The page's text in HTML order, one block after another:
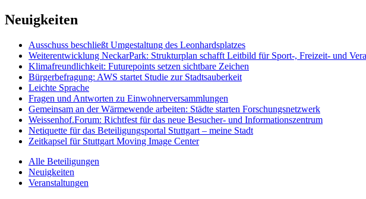
Neuigkeiten
Ausschuss beschließt Umgestaltung des Leonhards­platzes
Weiterentwicklung NeckarPark: Strukturplan schafft Leitbild für Sport-, Freizeit- und
Klimafreundlichkeit: Futurepoints setzen sichtbare Zeichen
Bürgerbefragung: AWS startet Studie zur Stadtsauberkeit
Leichte Sprache
Fragen und Antworten zu Einwohnerversammlungen
Gemeinsam an der Wärmewende arbeiten: Städte starten Forschungsnetzwerk
Weissenhof.Forum: Richtfest für das neue Besucher- und Informationszentrum
Netiquette für das Beteiligungsportal Stuttgart – meine Stadt
Zeitkapsel für Stuttgart Moving Image Center
Alle Beteiligungen
Neuigkeiten
Veranstaltungen